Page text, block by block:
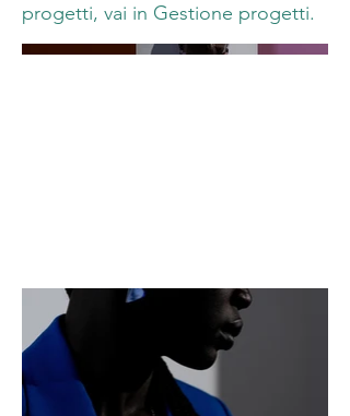
progetti, vai in Gestione progetti.